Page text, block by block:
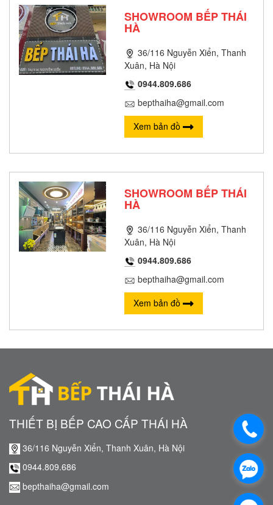
SHOWROOM BẾP THÁI
HÀ
36/116 Nguyễn Xiển, Thanh
Xuân, Hà Nội
0944.809.686
bepthaiha@gmail.com
Xem bản đồ
SHOWROOM BẾP THÁI
HÀ
36/116 Nguyễn Xiển, Thanh
Xuân, Hà Nội
0944.809.686
bepthaiha@gmail.com
Xem bản đồ
THIẾT BỊ BẾP CAO CẤP THÁI HÀ
36/116 Nguyễn Xiển, Thanh Xuân, Hà Nội
0944.809.686
bepthaiha@gmail.com